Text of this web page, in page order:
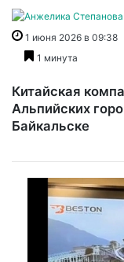
1 июня 2026 в 09:38
1 минута
Китайская
Альпийских
Байкальске